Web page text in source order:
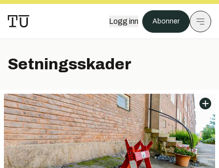
Logg inn Abonner
Setningsskader